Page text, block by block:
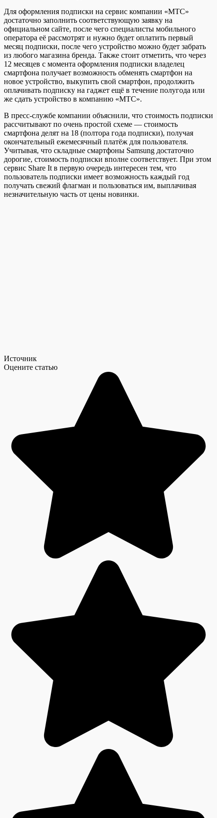
Для оформления подписки на сервис компании «МТС»
достаточно заполнить соответствующую заявку на
официальном сайте, после чего специалисты мобильного
оператора её рассмотрят и нужно будет оплатить первый
месяц подписки, после чего устройство можно будет забрать
из любого магазина бренда. Также стоит отметить, что через
12 месяцев с момента оформления подписки владелец
смартфона получает возможность обменять смартфон на
новое устройство, выкупить свой смартфон, продолжить
оплачивать подписку на гаджет ещё в течение полугода или
же сдать устройство в компанию «МТС».
В пресс-службе компании объяснили, что стоимость подписки
рассчитывают по очень простой схеме — стоимость
смартфона делят на 18 (полтора года подписки), получая
окончательный ежемесячный платёж для пользователя.
Учитывая, что складные смартфоны Samsung достаточно
дорогие, стоимость подписки вполне соответствует. При этом
сервис Share It в первую очередь интересен тем, что
пользователь подписки имеет возможность каждый год
получать свежий флагман и пользоваться им, выплачивая
незначительную часть от цены новинки.
Источник
Оцените статью